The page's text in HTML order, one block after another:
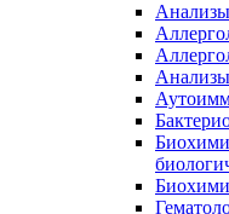
Анализы